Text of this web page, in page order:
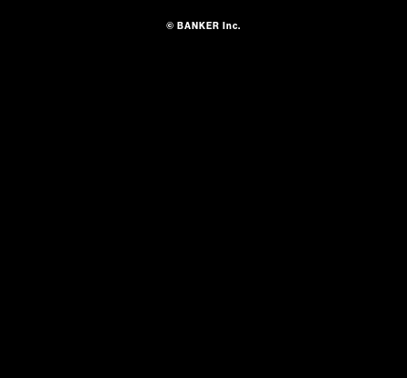
© BANKER Inc.